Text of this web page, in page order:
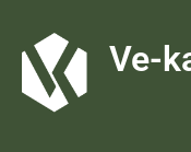
Ve-